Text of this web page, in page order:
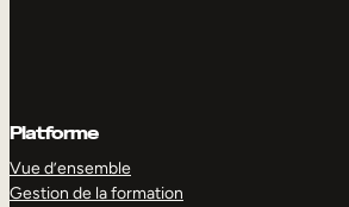
Platforme
Vue d’ensemble
Gestion de la formation